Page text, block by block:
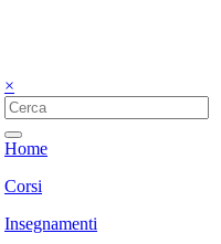
×
Home
Corsi
Insegnamenti